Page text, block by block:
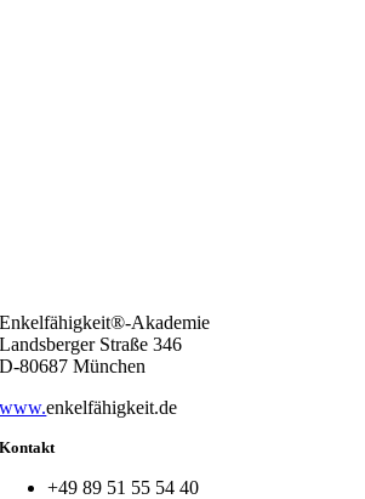
Enkelfähigkeit®-Akademie
Landsberger Straße 346
D-80687 München
www.enkelfähigkeit.de
Kontakt
+49 89 51 55 54 40